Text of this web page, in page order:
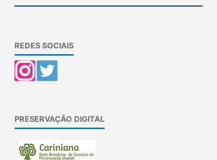
REDES SOCIAIS
PRESERVAÇÃO DIGITAL